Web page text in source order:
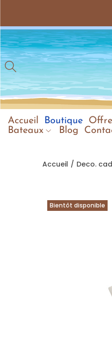
Accueil Boutique
Bateaux
Blog
Accueil / Deco.
Bientôt disponible